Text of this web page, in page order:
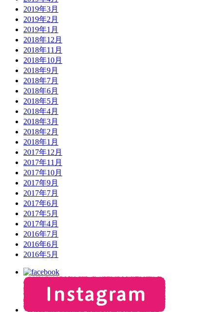
2019年3月
2019年2月
2019年1月
2018年12月
2018年11月
2018年10月
2018年9月
2018年7月
2018年6月
2018年5月
2018年4月
2018年3月
2018年2月
2018年1月
2017年12月
2017年11月
2017年10月
2017年9月
2017年7月
2017年6月
2017年5月
2017年4月
2016年7月
2016年6月
2016年5月